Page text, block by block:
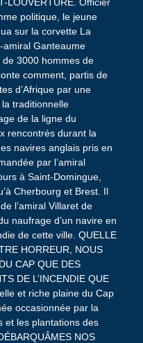
politique, le jeune
sur la corvette La
amiral Ganteaume
3000 hommes de
comment, partis de
d’Afrique par une
traditionnelle
de la ligne du
rencontrés durant la
navires anglais pris en
par l’amiral
à Saint-Domingue,
Cherbourg et Brest. Il
l’amiral Villaret de
naufrage d’un navire en
de cette ville. QUELLE
HORREUR, NOUS
CAP QUE DES
DE L’INCENDIE QUE
et riche plaine du Cap
occasionnée par la
et les plantations des
NOS